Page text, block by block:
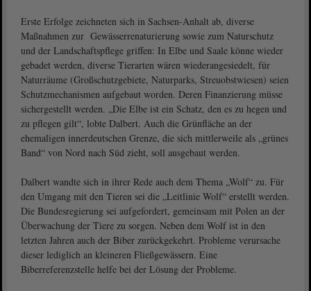
Erste Erfolge zeichneten sich in Sachsen-Anhalt ab, diverse
Maßnahmen zur Gewässerrenaturierung sowie zum Naturschutz
und der Landschaftspflege griffen: In Elbe und Saale könne wieder
gebadet werden, diverse Tierarten wären wiederangesiedelt, für
Naturräume (Großschutzgebiete, Naturparks, Streuobstwiesen) seien
Schutzmechanismen aufgebaut worden. Deren Finanzierung müsse
sichergestellt werden. „Die Elbe ist ein Schatz, den es zu hegen und
zu pflegen gilt“, lobte Dalbert. Auch die Grünfläche an der
ehemaligen innerdeutschen Grenze, die sich mittlerweile als „grünes
Band“ von Nord nach Süd zieht, soll ausgebaut werden.
Dalbert wandte sich in ihrer Rede auch dem Thema „Wolf“ zu. Für
den Umgang mit den Tieren sei die „Leitlinie Wolf“ erstellt werden.
Die Bundesregierung sei aufgefordert, gemeinsam mit Polen an der
Überwachung der Tiere zu sorgen. Neben dem Wolf ist in den
letzten Jahren auch der Biber zurückgekehrt. Probleme verursache
dieser lediglich an kleineren Fließgewässern. Eine
Biberreferenzstelle helfe bei der Lösung der Probleme.